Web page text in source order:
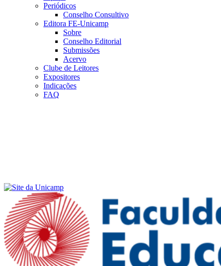
Periódicos
Conselho Consultivo
Editora FE-Unicamp
Sobre
Conselho Editorial
Submissões
Acervo
Clube de Leitores
Expositores
Indicações
FAQ